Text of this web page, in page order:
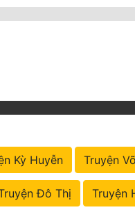
Kỳ Huyễn Truyện
Đô Thị Truyện